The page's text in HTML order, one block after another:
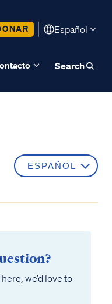
Español
Search
we’d love to